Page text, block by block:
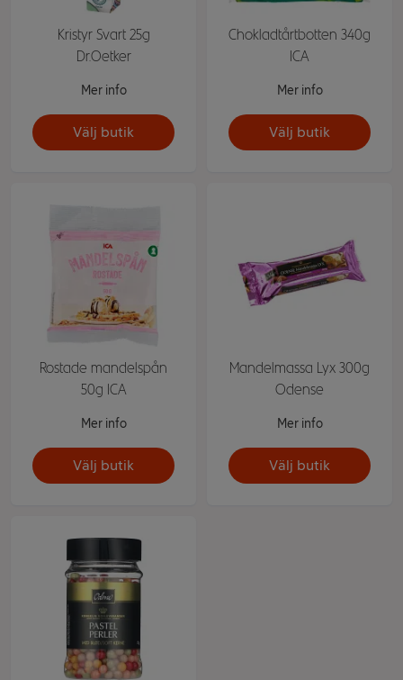
Kristyr Svart 25g
Dr.Oetker
Mer info
Välj butik
Chokladtårtbotten 340g
ICA
Mer info
Välj butik
Rostade mandelspån
50g ICA
Mer info
Välj butik
Mandelmassa Lyx 300g
Odense
Mer info
Välj butik